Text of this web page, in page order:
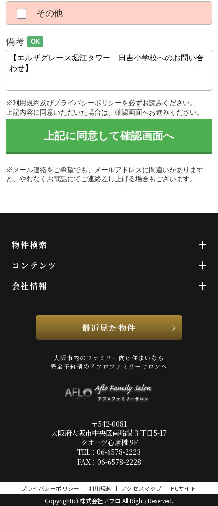
その他
備考 OK
※利用規約及びプライバシーポリシーを必ずお読みください。
上記内容に同意いただいた場合は、確認画面へお進みください。
上記に同意して確認画面へ
※メール連絡をご希望でも、メールアドレスに間違いがあります
と、やむなくお電話にてご連絡差し上げる場合もございます。
物件検索
コンテンツ
会社情報
最近見た物件
大阪市内のファミリー向け住まいなら
完全予約制のアフロファミリーサロンへ
〒542-0081
大阪府大阪市中央区南船場３丁目5-17
クオーツ心斎橋 9F
TEL：06-6578-2223
FAX：06-6578-2228
プライバシーポリシー 利用規約 アクセスマップ
PCサイト
Copyright(c) 株式会社アフロ All Rights Reserved.